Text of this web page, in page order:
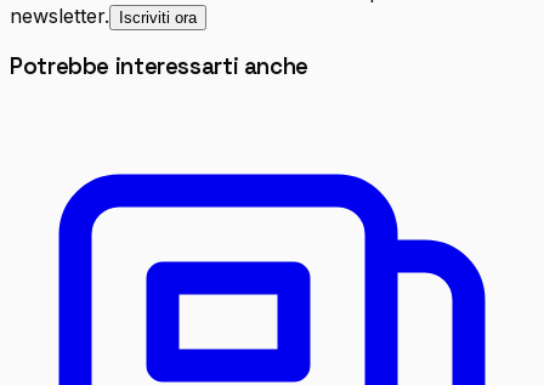
newsletter.
Iscriviti ora
Potrebbe interessarti anche